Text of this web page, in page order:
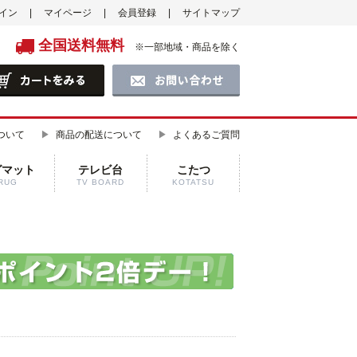
ン マイページ 会員登録 サイトマップ
全国送料無料 ※一部地域・商品を除く
いて 商品の配送について よくあるご質問
ット テレビ台
TV BOARD
こたつ
KOTATSU